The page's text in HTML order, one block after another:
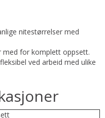
nitestørrelser med
for komplett oppsett.
ved arbeid med ulike